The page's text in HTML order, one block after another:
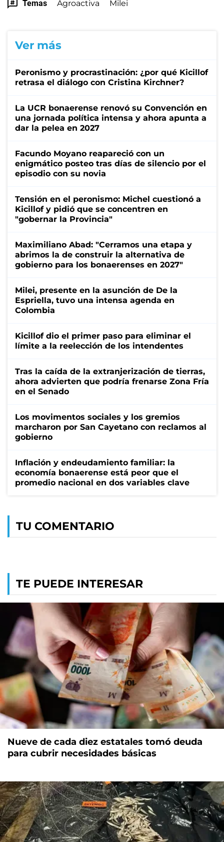
Temas Agroactiva Milei
Ver más
Peronismo y procrastinación: ¿por qué Kicillof
retrasa el diálogo con Cristina Kirchner?
La UCR bonaerense renovó su Convención en
una jornada política intensa y ahora apunta a
dar la pelea en 2027
Facundo Moyano reapareció con un
enigmático posteo tras días de silencio por el
episodio con su novia
Tensión en el peronismo: Michel cuestionó a
Kicillof y pidió que se concentren en
"gobernar la Provincia"
Maximiliano Abad: "Cerramos una etapa y
abrimos la de construir la alternativa de
gobierno para los bonaerenses en 2027"
Milei, presente en la asunción de De la
Espriella, tuvo una intensa agenda en
Colombia
Kicillof dio el primer paso para eliminar el
límite a la reelección de los intendentes
Tras la caída de la extranjerización de tierras,
ahora advierten que podría frenarse Zona Fría
en el Senado
Los movimentos sociales y los gremios
marcharon por San Cayetano con reclamos al
gobierno
Inflación y endeudamiento familiar: la
economía bonaerense está peor que el
promedio nacional en dos variables clave
TU COMENTARIO
TE PUEDE INTERESAR
Nueve de cada diez estatales tomó deuda
para cubrir necesidades básicas